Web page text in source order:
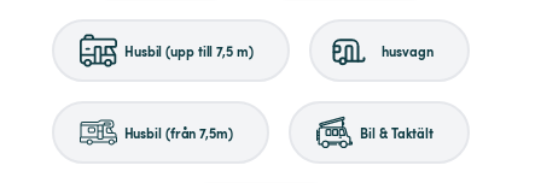
Husbil (upp till 7,5 m) husvagn
Husbil (från 7,5m) Bil & Taktält